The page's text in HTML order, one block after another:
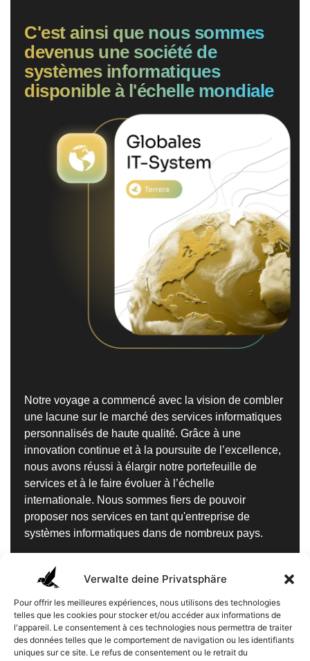
Verwalte deine Privatsphäre
Pour offrir les meilleures expériences, nous utilisons des technologies
telles que les cookies pour stocker et/ou accéder aux informations de
l'appareil. Le consentement à ces technologies nous permettra de traiter
des données telles que le comportement de navigation ou les identifiants
uniques sur ce site. Le refus de consentement ou le retrait du
C'est ainsi que nous sommes
devenus une société de
systèmes informatiques
disponible à l'échelle mondiale
Notre voyage a commencé avec la vision de combler
une lacune sur le marché des services informatiques
personnalisés de haute qualité. Grâce à une
innovation continue et à la poursuite de l’excellence,
nous avons réussi à élargir notre portefeuille de
services et à le faire évoluer à l’échelle
internationale. Nous sommes fiers de pouvoir
proposer nos services en tant qu'entreprise de
systèmes informatiques dans de nombreux pays.
mehr als nur ein einfaches Werkzeug. Wir verfolgen
um Ihr Unternehmen und jedes kleine Detail Ihrer
Entwicklung ins Blickfeld zu nehmen – von der
Mitarbeiterproduktivität bis hin zur Zufriedenheit Ihrer